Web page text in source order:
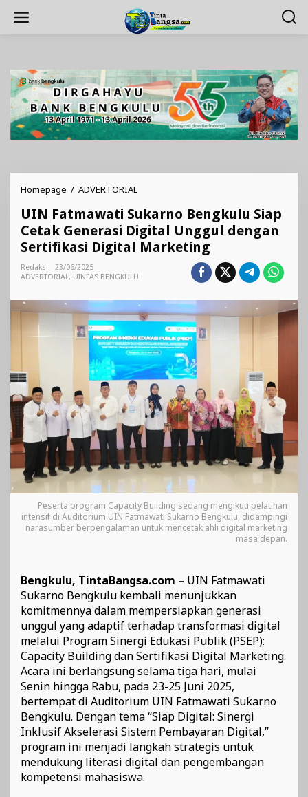
Homepage / ADVERTORIAL
Sukarno
Bengkulu
Siap
Cetak
Digital
dengan
Sertifikasi
Digital
Marketing
UIN Fatmawati Sukarno Bengkulu Siap
Cetak Generasi Digital Unggul dengan
Sertifikasi Digital Marketing
Redaksi
23/06/2025
ADVERTORIAL, UINFAS BENGKULU
Peserta program Capacity Building sedang mengikuti pelatihan
intensif di Auditorium UIN Fatmawati Sukarno Bengkulu, didampingi
narasumber berpengalaman untuk mencetak ahli digital marketing
masa depan.
Bengkulu, TintaBangsa.com – UIN Fatmawati
Sukarno Bengkulu kembali menunjukkan
komitmennya dalam mempersiapkan generasi
unggul yang adaptif terhadap transformasi digital
melalui Program Sinergi Edukasi Publik (PSEP):
Capacity Building dan Sertifikasi Digital Marketing.
Acara ini berlangsung selama tiga hari, mulai
Senin hingga Rabu, pada 23-25 Juni 2025,
bertempat di Auditorium UIN Fatmawati Sukarno
Bengkulu. Dengan tema “Siap Digital: Sinergi
Inklusif Akselerasi Sistem Pembayaran Digital,”
program ini menjadi langkah strategis untuk
mendukung literasi digital dan pengembangan
kompetensi mahasiswa.